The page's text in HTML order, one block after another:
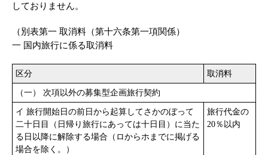
しておりません。
（別表第一 取消料（第十六条第一項関係）
一 国内旅行に係る取消料
区分 取消料
（一） 次項以外の募集型企画旅行契約
イ 旅行開始日の前日から起算してさかのぼって
二十日目（日帰り旅行にあっては十日目）に当た
る日以降に解除する場合（ロからホまでに掲げる
場合を除く。）
旅行代金の
20％以内